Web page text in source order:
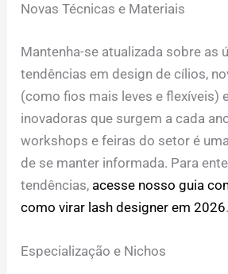
Novas Técnicas e Materiais
Mantenha-se atualizada sobre as
tendências em design de cílios,
(como fios mais leves e flexíveis)
inovadoras que surgem a cada
workshops e feiras do setor é
de se manter informada. Para
tendências, acesse nosso guia
como virar lash designer em 2026.
Especialização e Nichos